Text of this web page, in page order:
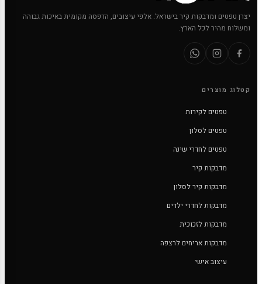
יצרן טפטים ומדבקות קיר בישראל. אלפי עיצובים, הדפסה מקומית באיכות גבוהה
ומשלוח מהיר לכל הארץ.
קטלוג מוצרים
טפטים לקירות
טפטים לסלון
טפטים לחדרי שינה
מדבקות קיר
מדבקות קיר לסלון
מדבקות לחדרי ילדים
מדבקות לזכוכית
מדבקות אריחים לרצפה
עיצוב אישי